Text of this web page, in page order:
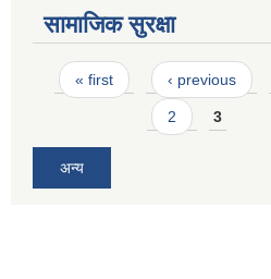
सामाजिक सुरक्षा
Pages
« first ‹ previous
2 3
अन्य